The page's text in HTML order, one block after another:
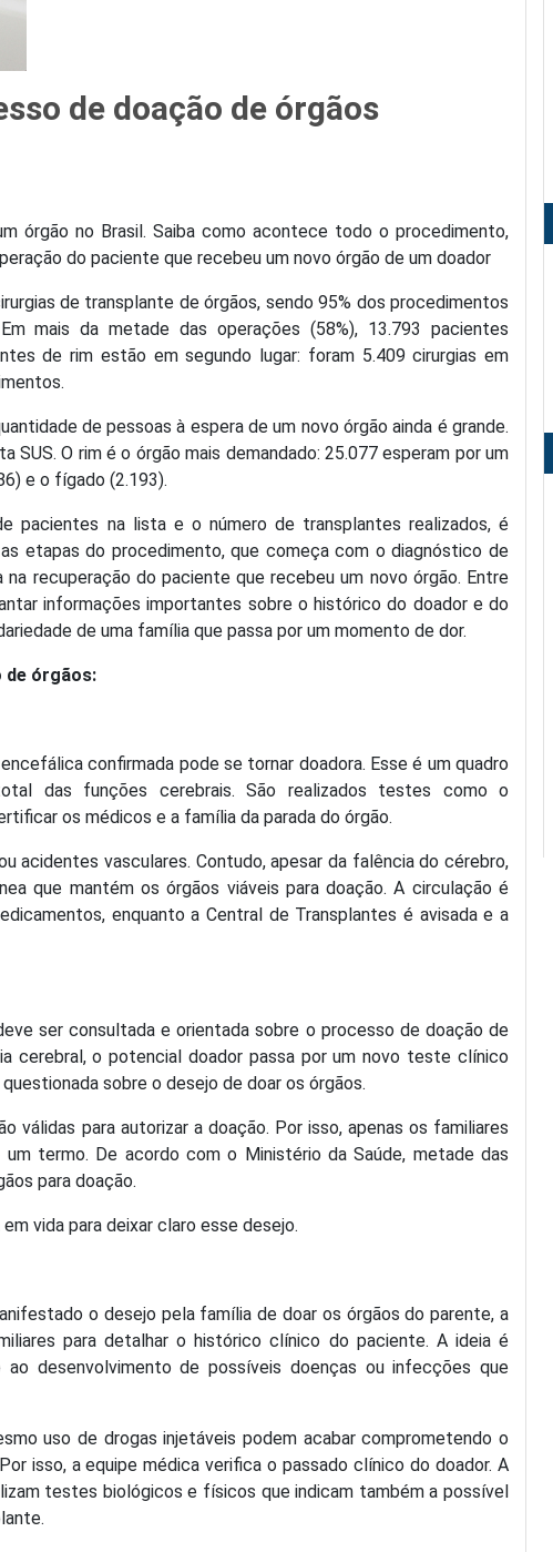
de doação de órgãos
órgão no Brasil. Saiba como acontece todo o procedimento,
do paciente que recebeu um novo órgão de um doador
de transplante de órgãos, sendo 95% dos procedimentos
mais da metade das operações (58%), 13.793 pacientes
de rim estão em segundo lugar: foram 5.409 cirurgias em
de pessoas à espera de um novo órgão ainda é grande.
O rim é o órgão mais demandado: 25.077 esperam por um
e o fígado (2.193).
pacientes na lista e o número de transplantes realizados, é
etapas do procedimento, que começa com o diagnóstico de
recuperação do paciente que recebeu um novo órgão. Entre
informações importantes sobre o histórico do doador e do
de uma família que passa por um momento de dor.
de órgãos:
confirmada pode se tornar doadora. Esse é um quadro
das funções cerebrais. São realizados testes como o
os médicos e a família da parada do órgão.
acidentes vasculares. Contudo, apesar da falência do cérebro,
que mantém os órgãos viáveis para doação. A circulação é
enquanto a Central de Transplantes é avisada e a
ser consultada e orientada sobre o processo de doação de
cerebral, o potencial doador passa por um novo teste clínico
sobre o desejo de doar os órgãos.
válidas para autorizar a doação. Por isso, apenas os familiares
termo. De acordo com o Ministério da Saúde, metade das
para doação.
vida para deixar claro esse desejo.
o desejo pela família de doar os órgãos do parente, a
para detalhar o histórico clínico do paciente. A ideia é
desenvolvimento de possíveis doenças ou infecções que
uso de drogas injetáveis podem acabar comprometendo o
isso, a equipe médica verifica o passado clínico do doador. A
testes biológicos e físicos que indicam também a possível